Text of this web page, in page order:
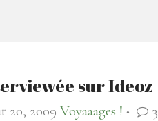
sur Ideoz
20, 2009 Voyaaages ! ● 3